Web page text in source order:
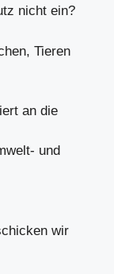
nicht ein?
Tieren
an die
und
wir